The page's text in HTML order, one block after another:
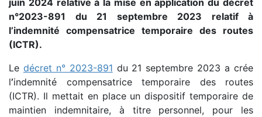
n°2023-891 du 21 septembre 2023 relatif à
l’indemnité compensatrice temporaire des routes
(ICTR).
Le décret n° 2023-891 du 21 septembre 2023 a crée
l’indemnité compensatrice temporaire des routes
(ICTR). Il mettait en place un dispositif temporaire de
maintien indemnitaire, à titre personnel, pour les